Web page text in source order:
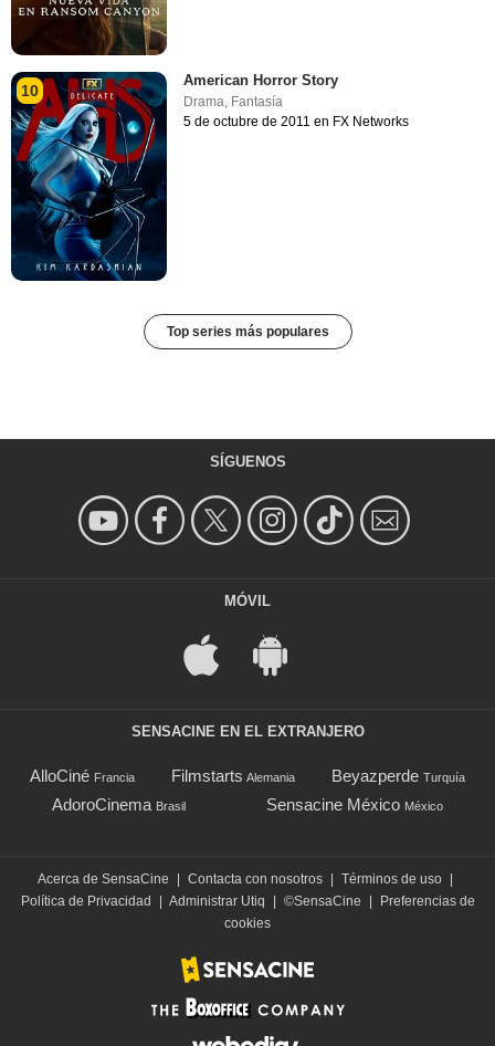
10
American Horror Story
Drama, Fantasía
5 de octubre de 2011 en FX Networks
Top series más populares
SÍGUENOS
MÓVIL
SENSACINE EN EL EXTRANJERO
AlloCiné Francia Filmstarts Alemania Beyazperde Turquía
AdoroCinema Brasil Sensacine México México
Acerca de SensaCine | Contacta con nosotros | Términos de uso |
Política de Privacidad
| Administrar Utiq | ©SensaCine |
Preferencias de
cookies